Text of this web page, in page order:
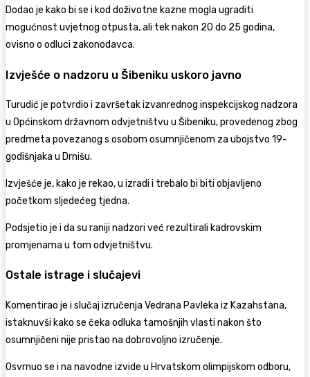
Dodao je kako bi se i kod doživotne kazne mogla ugraditi
mogućnost uvjetnog otpusta, ali tek nakon 20 do 25 godina,
ovisno o odluci zakonodavca.
Izvješće o nadzoru u Šibeniku uskoro javno
Turudić je potvrdio i završetak izvanrednog inspekcijskog nadzora
u Općinskom državnom odvjetništvu u Šibeniku, provedenog zbog
predmeta povezanog s osobom osumnjičenom za ubojstvo 19-
godišnjaka u Drnišu.
Izvješće je, kako je rekao, u izradi i trebalo bi biti objavljeno
početkom sljedećeg tjedna.
Podsjetio je i da su raniji nadzori već rezultirali kadrovskim
promjenama u tom odvjetništvu.
Ostale istrage i slučajevi
Komentirao je i slučaj izručenja Vedrana Pavleka iz Kazahstana,
istaknuvši kako se čeka odluka tamošnjih vlasti nakon što
osumnjičeni nije pristao na dobrovoljno izručenje.
Osvrnuo se i na navodne izvide u Hrvatskom olimpijskom odboru,